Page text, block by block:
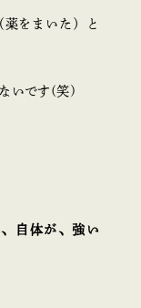
をまいた）と
いです(笑)
自体が、強い